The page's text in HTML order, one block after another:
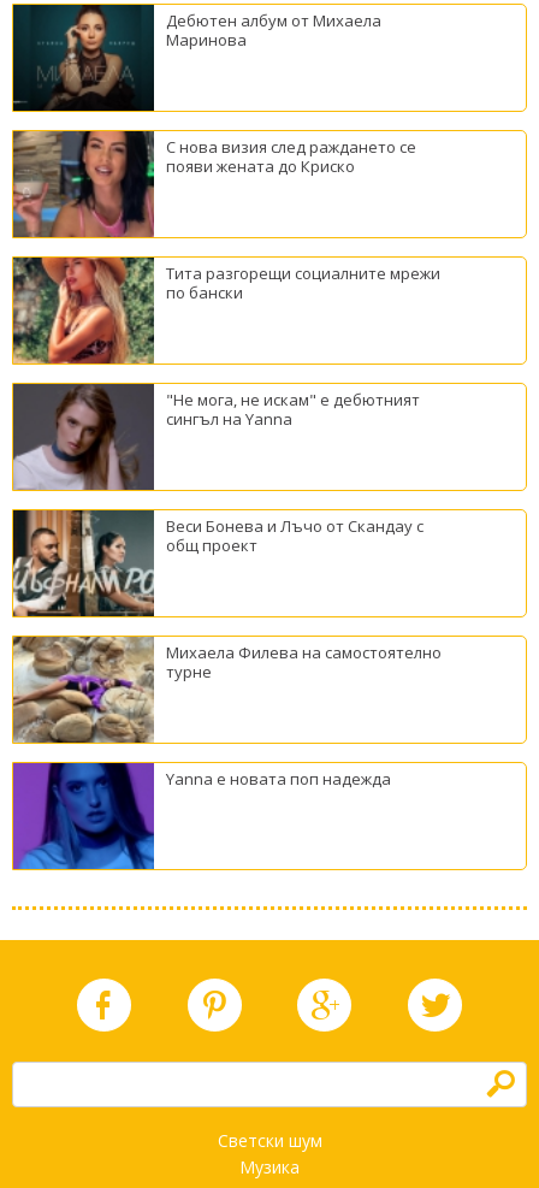
Дебютен албум от Михаела
Маринова
С нова визия след раждането се
появи жената до Криско
Тита разгорещи социалните мрежи
по бански
"Не мога, не искам" е дебютният
сингъл на Yanna
Веси Бонева и Лъчо от Скандау с
общ проект
Михаела Филева на самостоятелно
турне
Yanna е новата поп надежда
h
Светски шум
Музика